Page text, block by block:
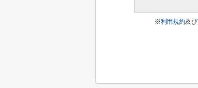
※利用規約及び